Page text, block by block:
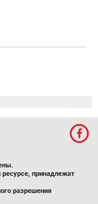
принадлежат
разрешения